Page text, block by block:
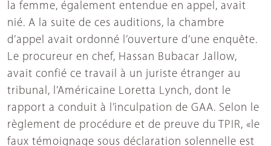
la femme, également entendue en appel, avait
nié. A la suite de ces auditions, la chambre
d’appel avait ordonné l’ouverture d’une enquête.
Le procureur en chef, Hassan Bubacar Jallow,
avait confié ce travail à un juriste étranger au
tribunal, l’Américaine Loretta Lynch, dont le
rapport a conduit à l’inculpation de GAA. Selon le
règlement de procédure et de preuve du TPIR, «le
faux témoignage sous déclaration solennelle est